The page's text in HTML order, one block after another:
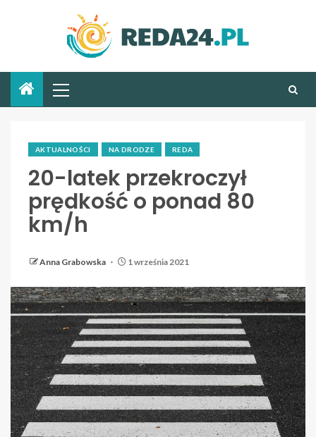
AKTUALNOŚCI NA DRODZE REDA
20-latek przekroczył
prędkość o ponad 80
km/h
Anna Grabowska 1 września 2021